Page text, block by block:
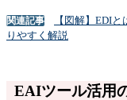
関連記事
【図解】EDI
りやすく解説
EAIツール活用